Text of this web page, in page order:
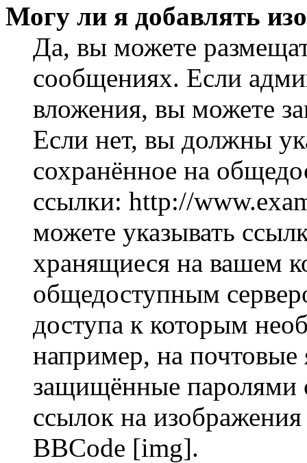
Могу ли я добавлять
Да, вы можете
сообщениях. Если
вложения, вы можете
Если нет, вы должны
сохранённое на
ссылки: http://
можете указывать
хранящиеся на вашем
общедоступным
доступа к которым
например, на
защищённые паролями
ссылок на
BBCode [img].